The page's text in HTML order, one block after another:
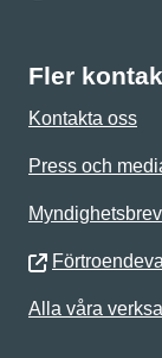
Fler
Kontakta oss
Press och
Alla våra